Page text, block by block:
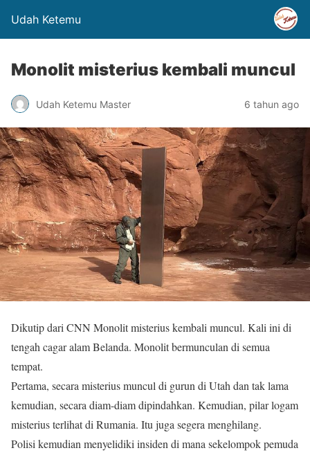
Udah Ketemu
Monolit misterius kembali muncul
Udah Ketemu Master 6 tahun ago
Dikutip dari CNN Monolit misterius kembali muncul. Kali ini di
tengah cagar alam Belanda. Monolit bermunculan di semua
tempat.
Pertama, secara misterius muncul di gurun di Utah dan tak lama
kemudian, secara diam-diam dipindahkan. Kemudian, pilar logam
misterius terlihat di Rumania. Itu juga segera menghilang.
Polisi kemudian menyelidiki insiden di mana sekelompok pemuda